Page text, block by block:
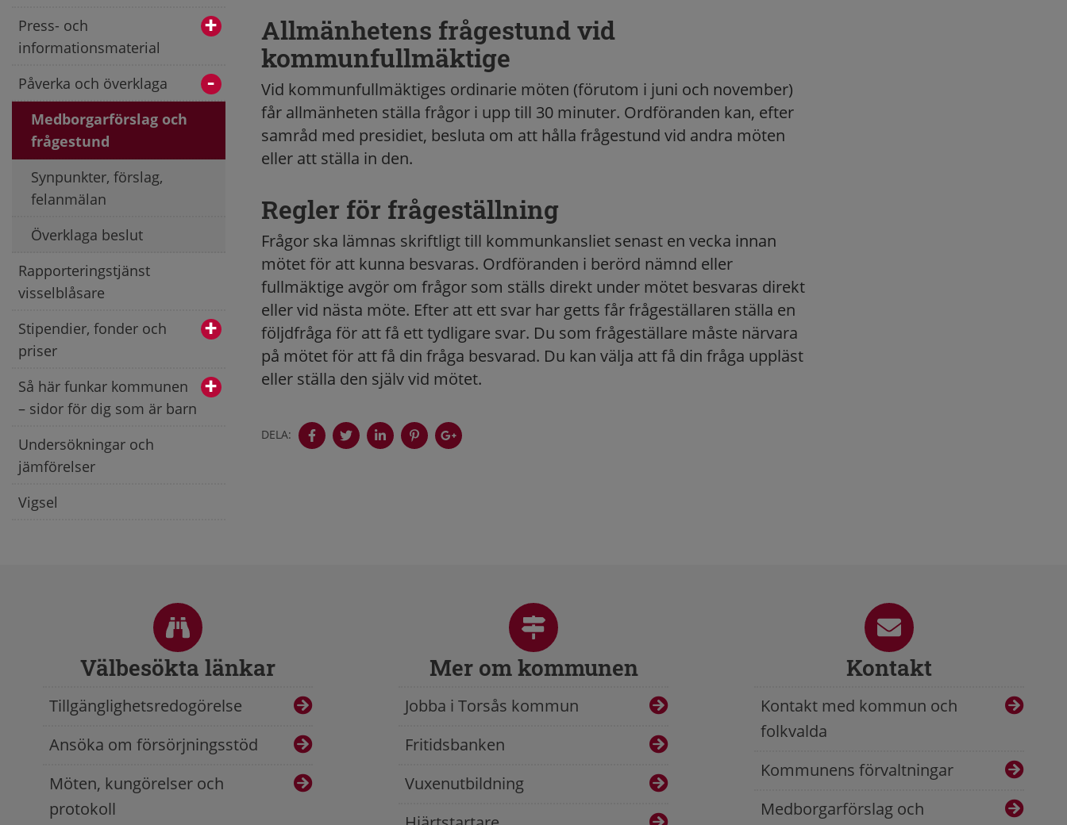
Press- och
informationsmaterial
Påverka och överklaga
Medborgarförslag och
frågestund
Synpunkter, förslag,
felanmälan
Överklaga beslut
Rapporteringstjänst
visselblåsare
Stipendier, fonder och
priser
Så här funkar kommunen
– sidor för dig som är barn
Undersökningar och
jämförelser
Vigsel
Allmänhetens frågestund vid
kommunfullmäktige
Vid kommunfullmäktiges ordinarie möten (förutom i juni och november)
får allmänheten ställa frågor i upp till 30 minuter. Ordföranden kan, efter
samråd med presidiet, besluta om att hålla frågestund vid andra möten
eller att ställa in den.
Regler för frågeställning
Frågor ska lämnas skriftligt till kommunkansliet senast en vecka innan
mötet för att kunna besvaras. Ordföranden i berörd nämnd eller
fullmäktige avgör om frågor som ställs direkt under mötet besvaras direkt
eller vid nästa möte. Efter att ett svar har getts får frågeställaren ställa en
följdfråga för att få ett tydligare svar. Du som frågeställare måste närvara
på mötet för att få din fråga besvarad. Du kan välja att få din fråga uppläst
eller ställa den själv vid mötet.
DELA:
Välbesökta länkar
Tillgänglighetsredogörelse
Ansöka om försörjningsstöd
Möten, kungörelser och
protokoll
Mer om kommunen
Jobba i Torsås kommun
Fritidsbanken
Vuxenutbildning
Kontakt
Kontakt med kommun och
folkvalda
Kommunens förvaltningar
Medborgarförslag och